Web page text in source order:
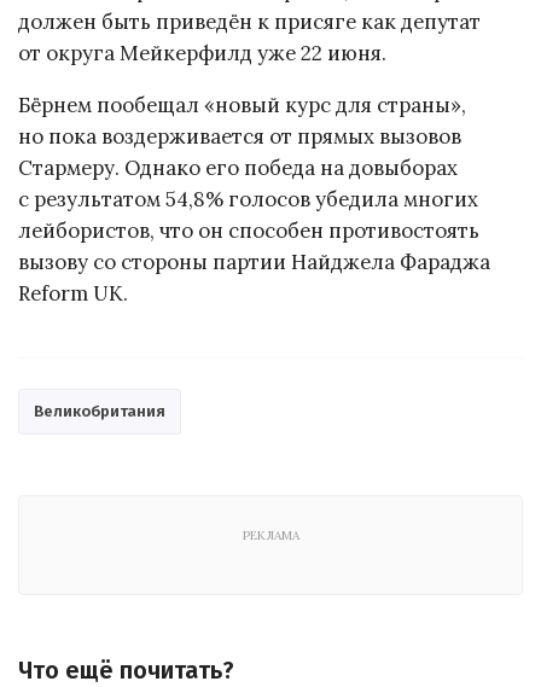
должен быть приведён к присяге как депутат
от округа Мейкерфилд уже 22 июня.
Бёрнем пообещал «новый курс для страны»,
но пока воздерживается от прямых вызовов
Стармеру. Однако его победа на довыборах
с результатом 54,8% голосов убедила многих
лейбористов, что он способен противостоять
вызову со стороны партии Найджела Фараджа
Reform UK.
Великобритания
РЕКЛАМА
Что ещё почитать?